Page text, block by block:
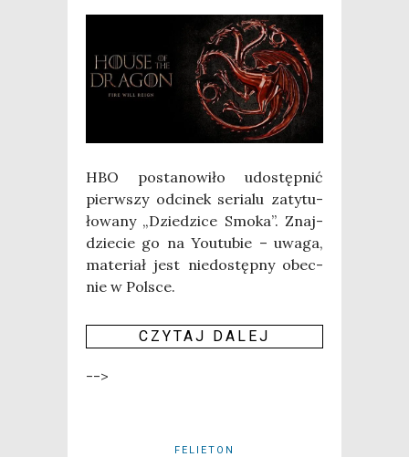
HBO posta­no­wi­ło udo­stęp­nić
pierw­szy odci­nek seria­lu zaty­tu­
ło­wa­ny „Dzie­dzi­ce Smo­ka”. Znaj­
dzie­cie go na Youtu­bie – uwa­ga,
mate­riał jest nie­do­stęp­ny obec­
nie w Pol­sce.
CZY­TAJ DALEJ
-->
FELIETON